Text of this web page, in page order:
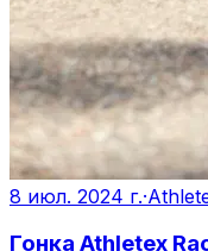
8 июл. 2024 г.·
Гонка Athletex